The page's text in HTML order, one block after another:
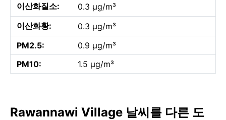
이산화질소:
0.3 µg/m³
이산화황:
0.3 µg/m³
PM2.5:
0.9 µg/m³
PM10:
1.5 µg/m³
Rawannawi Village 날씨를 다른 도